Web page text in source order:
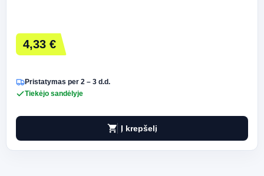
4,33 €
Pristatymas per 2 – 3 d.d.
Tiekėjo sandėlyje
shopping_cart Į krepšelį